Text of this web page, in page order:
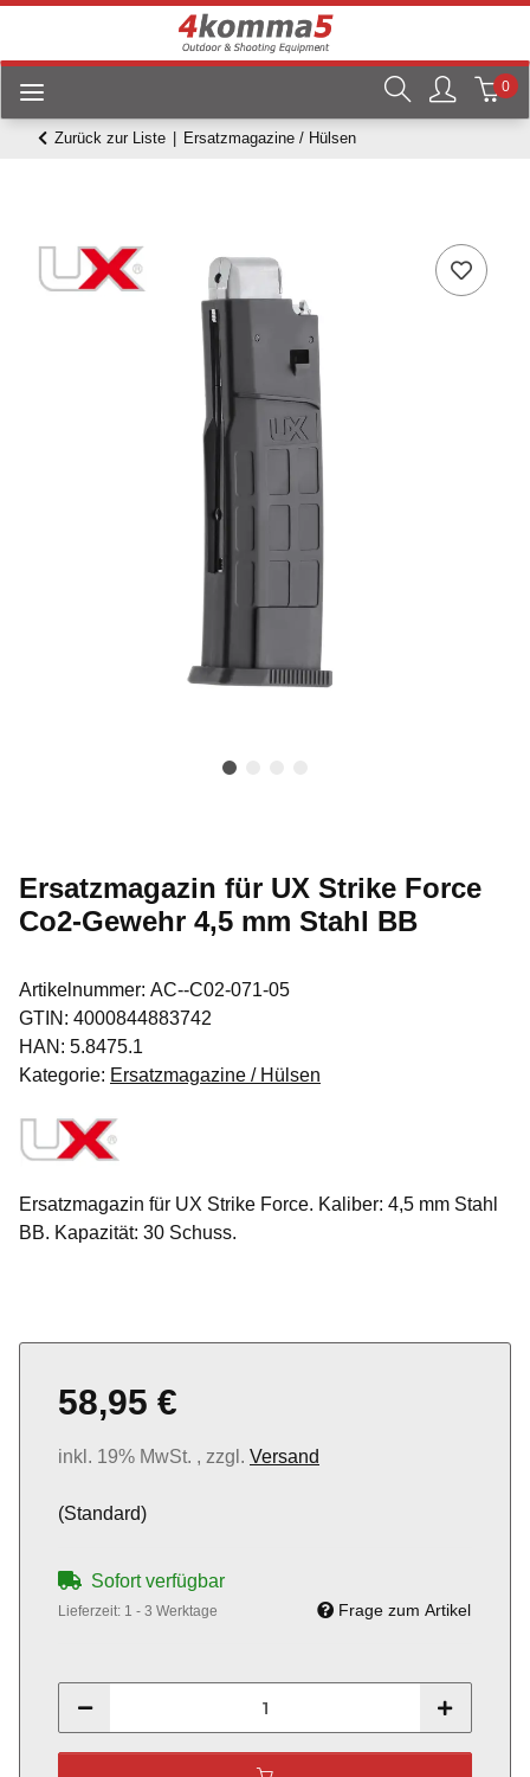
0
Zurück zur Liste Ersatzmagazine / Hülsen
Ersatzmagazin für UX Strike Force
Co2-Gewehr 4,5 mm Stahl BB
Artikelnummer: AC--C02-071-05
GTIN: 4000844883742
HAN: 5.8475.1
Kategorie: Ersatzmagazine / Hülsen
Ersatzmagazin für UX Strike Force. Kaliber: 4,5 mm Stahl
BB. Kapazität: 30 Schuss.
58,95 €
inkl. 19% MwSt. , zzgl. Versand
(Standard)
Sofort verfügbar
Lieferzeit: 1 - 3 Werktage Frage zum Artikel